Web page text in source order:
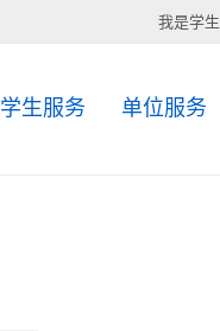
我是学生
学生服务 单位服务